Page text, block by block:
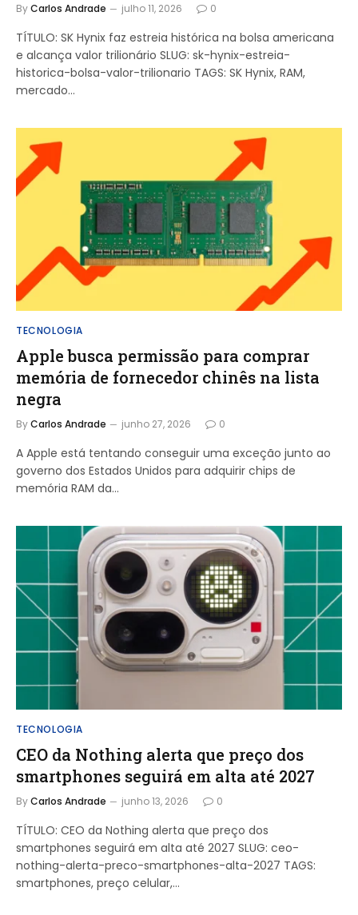
ByCarlos Andrade julho 11, 2026 0
TÍTULO: SK Hynix faz estreia histórica na bolsa americana
e alcança valor trilionário SLUG: sk-hynix-estreia-
historica-bolsa-valor-trilionario TAGS: SK Hynix, RAM,
mercado…
TECNOLOGIA
Apple busca permissão para comprar
memória de fornecedor chinês na lista
negra
ByCarlos Andrade junho 27, 2026 0
A Apple está tentando conseguir uma exceção junto ao
governo dos Estados Unidos para adquirir chips de
memória RAM da…
TECNOLOGIA
CEO da Nothing alerta que preço dos
smartphones seguirá em alta até 2027
ByCarlos Andrade junho 13, 2026 0
TÍTULO: CEO da Nothing alerta que preço dos
smartphones seguirá em alta até 2027 SLUG: ceo-
nothing-alerta-preco-smartphones-alta-2027 TAGS:
smartphones, preço celular,…